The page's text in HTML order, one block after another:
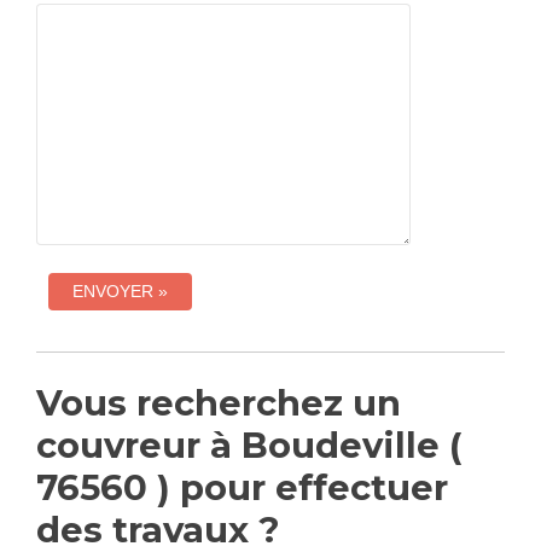
Vous recherchez un
couvreur à Boudeville (
76560 ) pour effectuer
des travaux ?